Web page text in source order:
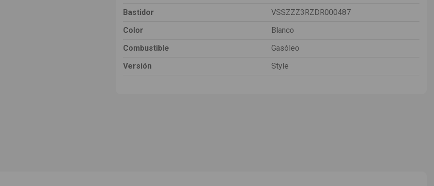
Bastidor
VSSZZZ3RZDR000487
Color
Blanco
Combustible
Gasóleo
Versión
Style